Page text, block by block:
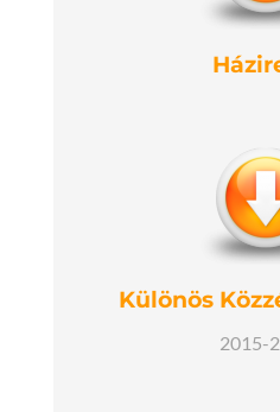
Különös
2015-